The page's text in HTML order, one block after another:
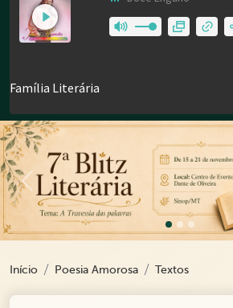
Previous
Início Poesia Amorosa Textos